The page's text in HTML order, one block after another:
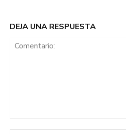
DEJA UNA RESPUESTA